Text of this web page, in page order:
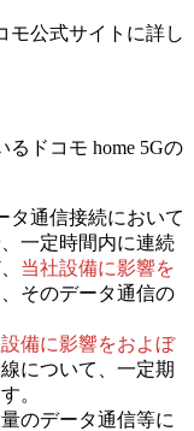
モ公式サイトに詳し
ドコモ home 5Gの
タ通信接続において
一定時間内に連続
当社設備に影響を
そのデータ通信の
備に影響をおよぼ
について、一定期
。
のデータ通信等に